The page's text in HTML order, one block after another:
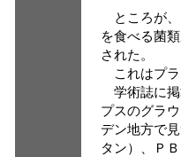
ところが、
を食べる菌
された。
これはプラ
学術誌に掲
プスのグラ
デン地方で
タン）、Ｐ